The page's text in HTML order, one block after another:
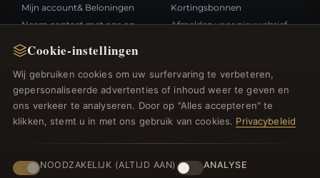
Cookie-instellingen
Wij gebruiken cookies om uw surfervaring te verbeteren,
gepersonaliseerde advertenties of inhoud weer te geven en
ons verkeer te analyseren. Door op "Alles accepteren" te
klikken, stemt u in met ons gebruik van cookies. Privacybeleid
NOODZAKELIJK (ALTIJD AAN) ANALYSE
Mijn account& Beloningen
Neem contact met ons op
Kortingsbonnen
Afmelden voor nieuwsbrief
Nieuwe producten
Specials
Blog
Beoordelingen
Inloggen
BETAALMETHODEN